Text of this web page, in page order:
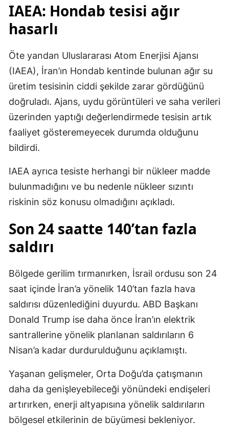
IAEA: Hondab tesisi ağır
hasarlı
Öte yandan Uluslararası Atom Enerjisi Ajansı
(IAEA), İran’ın Hondab kentinde bulunan ağır su
üretim tesisinin ciddi şekilde zarar gördüğünü
doğruladı. Ajans, uydu görüntüleri ve saha verileri
üzerinden yaptığı değerlendirmede tesisin artık
faaliyet gösteremeyecek durumda olduğunu
bildirdi.
IAEA ayrıca tesiste herhangi bir nükleer madde
bulunmadığını ve bu nedenle nükleer sızıntı
riskinin söz konusu olmadığını açıkladı.
Son 24 saatte 140’tan fazla
saldırı
Bölgede gerilim tırmanırken, İsrail ordusu son 24
saat içinde İran’a yönelik 140’tan fazla hava
saldırısı düzenlediğini duyurdu. ABD Başkanı
Donald Trump ise daha önce İran’ın elektrik
santrallerine yönelik planlanan saldırıların 6
Nisan’a kadar durdurulduğunu açıklamıştı.
Yaşanan gelişmeler, Orta Doğu’da çatışmanın
daha da genişleyebileceği yönündeki endişeleri
artırırken, enerji altyapısına yönelik saldırıların
bölgesel etkilerinin de büyümesi bekleniyor.